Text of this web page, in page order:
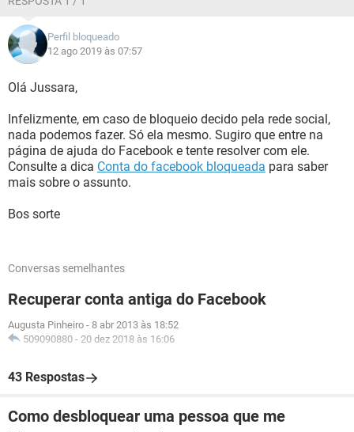
Perfil bloqueado
12 ago 2019 às 07:57
Olá Jussara,
Infelizmente, em caso de bloqueio decido pela rede social,
nada podemos fazer. Só ela mesmo. Sugiro que entre na
página de ajuda do Facebook e tente resolver com ele.
Consulte a dica Conta do facebook bloqueada para saber
mais sobre o assunto.
Bos sorte
Conversas semelhantes
Recuperar conta antiga do Facebook
Augusta Pinheiro - 8 abr 2013 às 18:52
509090880 - 20 dez 2018 às 16:06
43 Respostas
Como desbloquear uma pessoa que me